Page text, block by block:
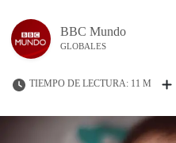
BBC Mundo
GLOBALES
TIEMPO DE LECTURA: 11 M